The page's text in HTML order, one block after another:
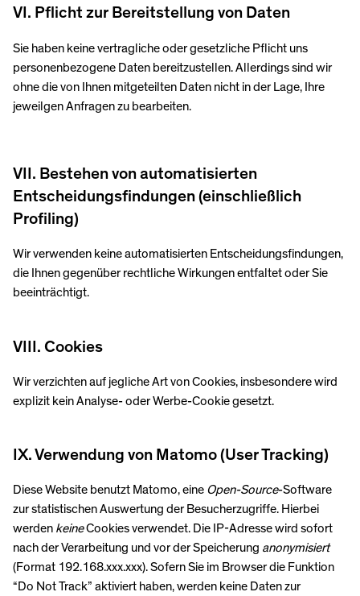
VI. Pflicht zur Bereitstellung von Daten
Sie haben keine vertragliche oder gesetzliche Pflicht uns
personenbezogene Daten bereitzustellen. Allerdings sind wir
ohne die von Ihnen mitgeteilten Daten nicht in der Lage, Ihre
jeweilgen Anfragen zu bearbeiten.
VII. Bestehen von automatisierten
Entscheidungsfindungen (einschließlich
Profiling)
Wir verwenden keine automatisierten Entscheidungsfindungen,
die Ihnen gegenüber rechtliche Wirkungen entfaltet oder Sie
beeinträchtigt.
VIII. Cookies
Wir verzichten auf jegliche Art von Cookies, insbesondere wird
explizit kein Analyse- oder Werbe-Cookie gesetzt.
IX. Verwendung von Matomo (User Tracking)
Diese Website benutzt Matomo, eine Open-Source-Software
zur statistischen Auswertung der Besucherzugriffe. Hierbei
werden keineCookies verwendet. Die IP-Adresse wird sofort
nach der Verarbeitung und vor der Speicherung anonymisiert
(Format 192.168.xxx.xxx). Sofern Sie im Browser die Funktion
“Do Not Track” aktiviert haben, werden keine Daten zur